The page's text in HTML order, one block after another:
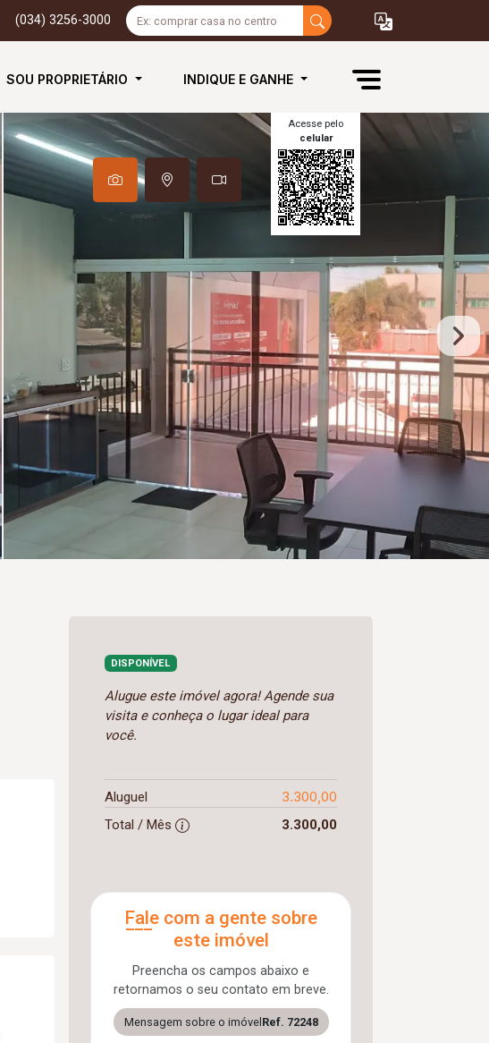
(034) 3256-3000
SOU PROPRIETÁRIO INDIQUE E GANHE
Acesse pelo
celular
DISPONÍVEL
Alugue este imóvel agora! Agende sua
visita e conheça o lugar ideal para
você.
Aluguel 3.300,00
Total / Mês 3.300,00
Fale com a gente sobre
este imóvel
Preencha os campos abaixo e
retornamos o seu contato em breve.
Mensagem sobre o imóvel Ref. 72248